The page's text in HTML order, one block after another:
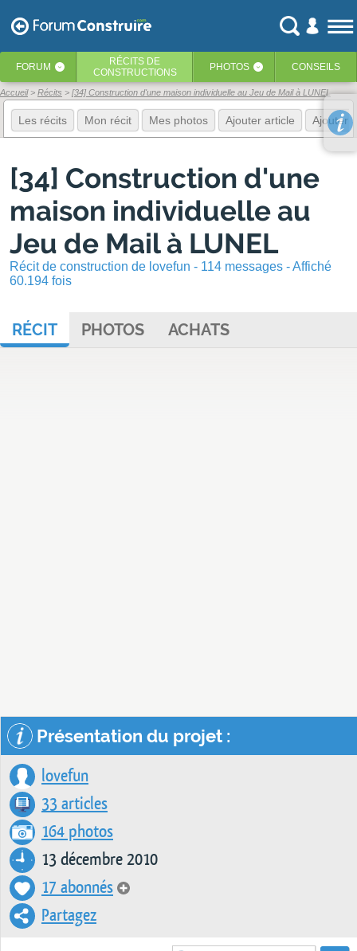
FORUM ‹ RÉCITS DE
CONSTRUCTIONS
PHOTOS ‹ CONSEILS
Accueil Récits [34] Construction d'une maison individuelle au Jeu de Mail à LUNEL
Les récits Mon récit Mes photos Ajouter article Ajouter
[34] Construction d'une
maison individuelle au
Jeu de Mail à LUNEL
Récit de construction de lovefun - 114 messages - Affiché
60.194 fois
RÉCIT PHOTOS ACHATS
Présentation du projet :
lovefun
33 articles
164 photos
13 décembre 2010
17 abonnés
Partagez